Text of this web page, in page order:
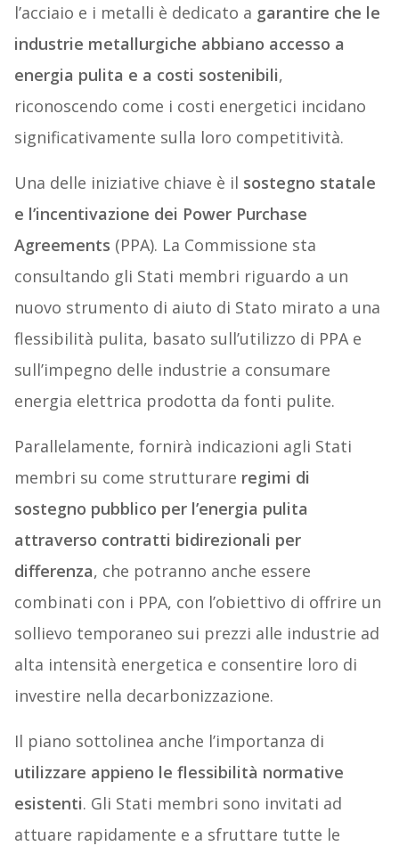
l’acciaio e i metalli è dedicato a garantire che le
industrie metallurgiche abbiano accesso a
energia pulita e a costi sostenibili,
riconoscendo come i costi energetici incidano
significativamente sulla loro competitività.
Una delle iniziative chiave è il sostegno statale
e l’incentivazione dei Power Purchase
Agreements (PPA). La Commissione sta
consultando gli Stati membri riguardo a un
nuovo strumento di aiuto di Stato mirato a una
flessibilità pulita, basato sull’utilizzo di PPA e
sull’impegno delle industrie a consumare
energia elettrica prodotta da fonti pulite.
Parallelamente, fornirà indicazioni agli Stati
membri su come strutturare regimi di
sostegno pubblico per l’energia pulita
attraverso contratti bidirezionali per
differenza, che potranno anche essere
combinati con i PPA, con l’obiettivo di offrire un
sollievo temporaneo sui prezzi alle industrie ad
alta intensità energetica e consentire loro di
investire nella decarbonizzazione.
Il piano sottolinea anche l’importanza di
utilizzare appieno le flessibilità normative
esistenti. Gli Stati membri sono invitati ad
attuare rapidamente e a sfruttare tutte le